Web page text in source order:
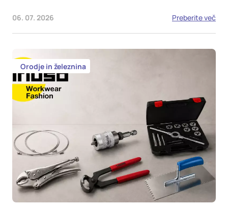
06. 07. 2026 Preberite več
Orodje in železnina